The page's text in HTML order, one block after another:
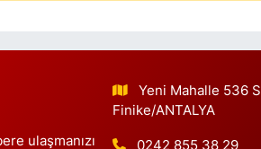
ulaşmanızı
Yeni Mahalle 536
Finike/ANTALYA
0242 855 38 29